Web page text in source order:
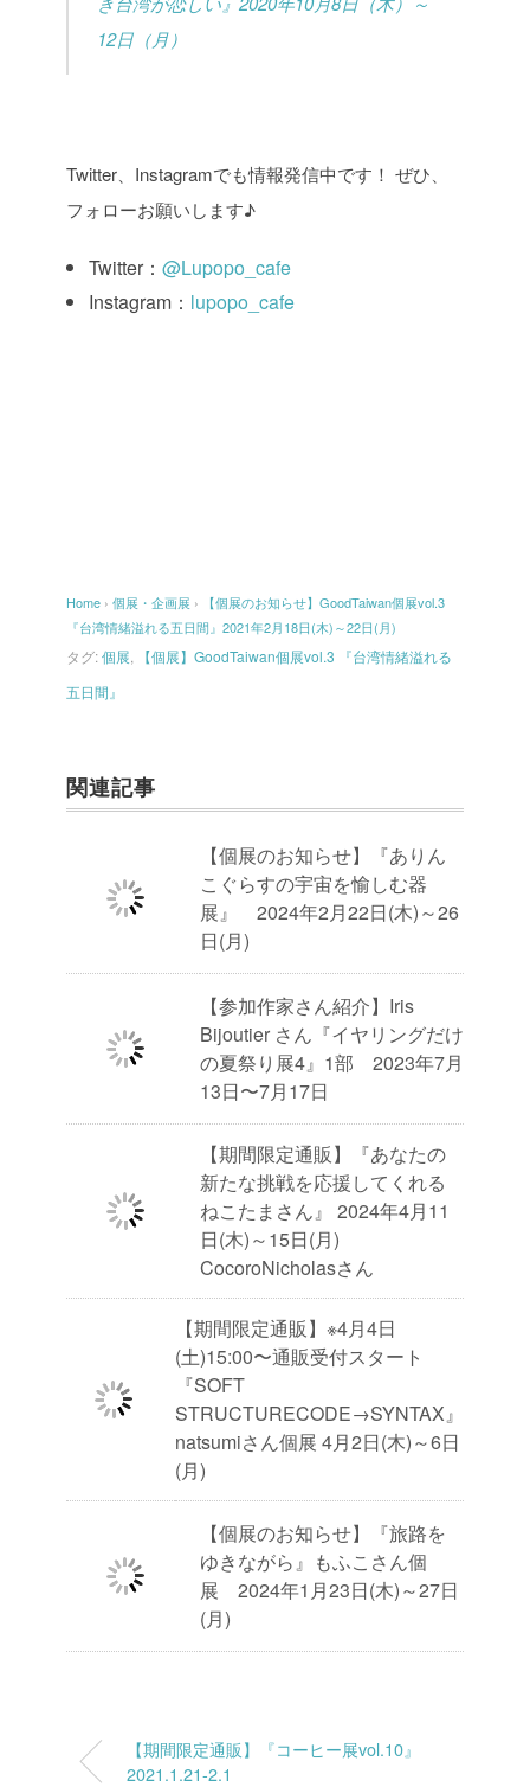
12日（月）
Twitter、Instagramでも情報発信中です！ ぜひ、
フォローお願いします♪
Twitter： @Lupopo_cafe
Instagram： lupopo_cafe
Home › 個展・企画展 ›
【個展のお知らせ】GoodTaiwan個展vol.3
『台湾情緒溢れる五日間』2021年2月18日(木)～22日(月)
タグ:個展
【個展】GoodTaiwan個展vol.3 『台湾情緒溢れる
五日間』
関連記事
【個展のお知らせ】『ありん
こぐらすの宇宙を愉しむ器
展』 2024年2月22日(木)～26
日(月)
【参加作家さん紹介】Iris
Bijoutier さん『イヤリングだけ
の夏祭り展4』1部 2023年7月
13日〜7月17日
【期間限定通販】『あなたの
新たな挑戦を応援してくれる
ねこたまさん』 2024年4月11
日(木)～15日(月)
CocoroNicholasさん
【期間限定通販】※4月4日
(土)15:00〜通販受付スタート
『SOFT
STRUCTURECODE→SYNTAX』
natsumiさん個展 4月2日(木)～6日
(月)
【個展のお知らせ】『旅路を
ゆきながら』もふこさん個
展 2024年1月23日(木)～27日
(月)
【期間限定通販】『コーヒー展vol.10』
2021.1.21-2.1